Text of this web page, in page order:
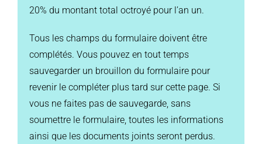
20% du montant total octroyé pour l’an un.
Tous les champs du formulaire doivent être
complétés. Vous pouvez en tout temps
sauvegarder un brouillon du formulaire pour
revenir le compléter plus tard sur cette page. Si
vous ne faites pas de sauvegarde, sans
soumettre le formulaire, toutes les informations
ainsi que les documents joints seront perdus.